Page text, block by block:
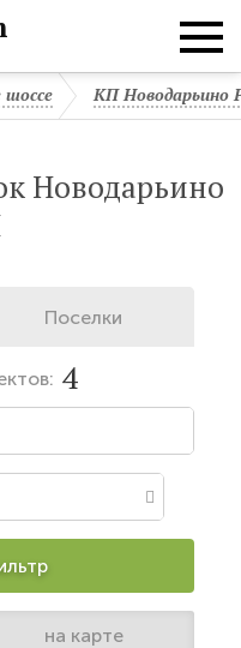
шоссе КП Новодарьино
Новодарьино
Поселки
4
на карте